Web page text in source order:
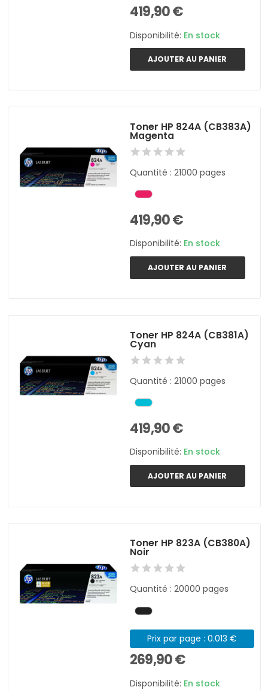
419,90 €
Disponibilité: En stock
AJOUTER AU PANIER
Toner HP 824A (CB383A)
Magenta
Quantité : 21000 pages
419,90 €
Disponibilité: En stock
AJOUTER AU PANIER
Toner HP 824A (CB381A)
Cyan
Quantité : 21000 pages
419,90 €
Disponibilité: En stock
AJOUTER AU PANIER
Toner HP 823A (CB380A)
Noir
Quantité : 20000 pages
Prix par page : 0.013 €
269,90 €
Disponibilité: En stock